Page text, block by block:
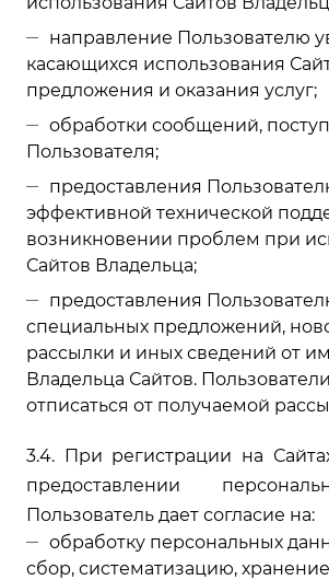
направление Пользователю
касающихся использования
предложения и оказания услуг;
обработки сообщений,
Пользователя;
предоставления
эффективной технической
возникновении проблем при
Сайтов Владельца;
предоставления
специальных предложений,
рассылки и иных сведений от
Владельца Сайтов.
отписаться от получаемой
3.4. При регистрации на
предоставлении
Пользователь дает согласие на:
обработку персональных
сбор, систематизацию,